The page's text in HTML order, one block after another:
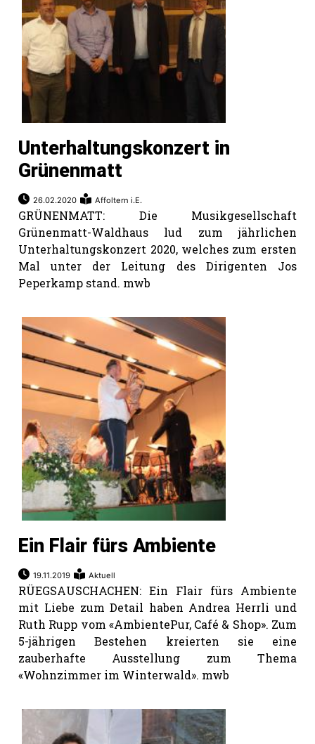
Unterhaltungskonzert in
Grünenmatt
26.02.2020 Affoltern i.E.
GRÜNENMATT: Die Musikgesellschaft
Grünenmatt-Waldhaus lud zum jährlichen
Unterhaltungskonzert 2020, welches zum ersten
Mal unter der Leitung des Dirigenten Jos
Peperkamp stand. mwb
Ein Flair fürs Ambiente
19.11.2019 Aktuell
RÜEGSAUSCHACHEN: Ein Flair fürs Ambiente
mit Liebe zum Detail haben Andrea Herrli und
Ruth Rupp vom «AmbientePur, Café & Shop». Zum
5-jährigen Bestehen kreierten sie eine
zauberhafte Ausstellung zum Thema
«Wohnzimmer im Winterwald». mwb